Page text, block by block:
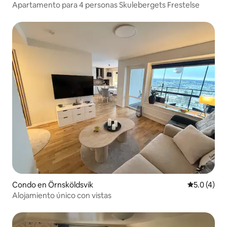
Apartamento para 4 personas Skulebergets Frestelse
Condo en Örnsköldsvik
5.0 (4)
Alojamiento único con vistas